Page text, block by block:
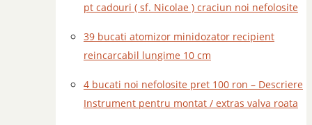
pt cadouri ( sf. Nicolae ) craciun noi nefolosite
39 bucati atomizor minidozator recipient
reincarcabil lungime 10 cm
4 bucati noi nefolosite pret 100 ron – Descriere
Instrument pentru montat / extras valva roata